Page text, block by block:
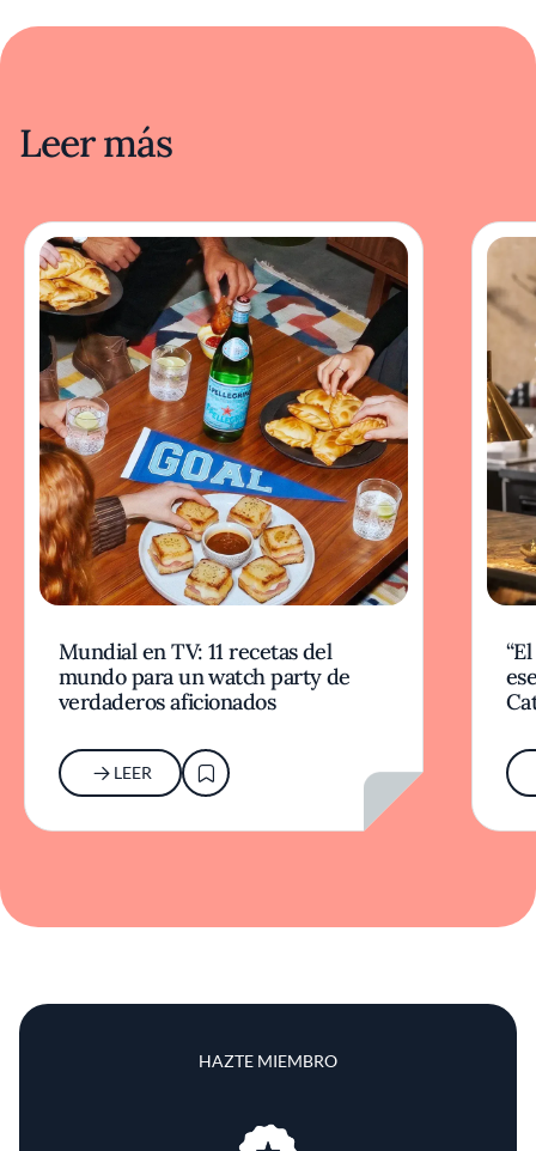
Leer más
Mundial en TV: 11 recetas del
mundo para un watch party de
verdaderos aficionados
LEER
HAZTE MIEMBRO